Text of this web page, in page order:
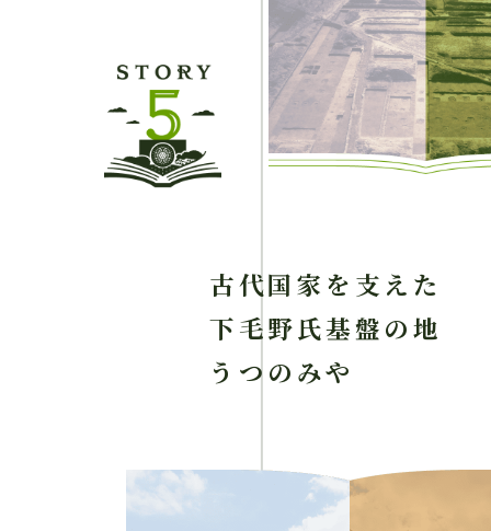
古代国家を支えた
下毛野氏基盤の地
うつのみや